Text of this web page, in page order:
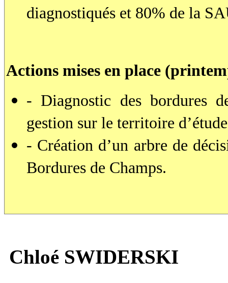
diagnostiqués et 80% de la
Actions mises en place
- Diagnostic des bordures
gestion sur le territoire d’étude
- Création d’un arbre de
Bordures de Champs.
Chloé SWIDERSKI